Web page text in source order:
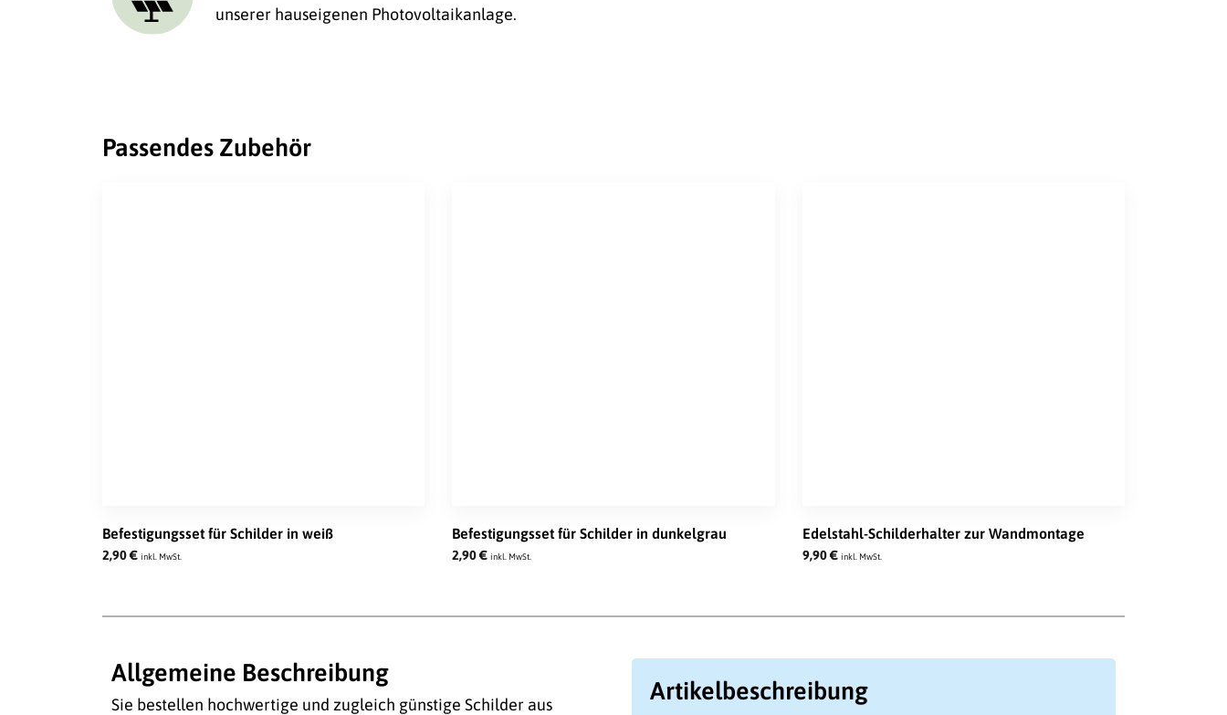
unserer hauseigenen Photovoltaikanlage.
Passendes Zubehör
Befestigungsset für Schilder in weiß
2,90€ inkl. MwSt.
Befestigungsset für Schilder in dunkelgrau
2,90€ inkl. MwSt.
Edelstahl-Schilderhalter zur Wandmontage
9,90€ inkl. MwSt.
Allgemeine Beschreibung
Sie bestellen hochwertige und zugleich günstige Schilder aus
Artikelbeschreibung